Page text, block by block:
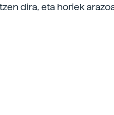
dira, eta horiek